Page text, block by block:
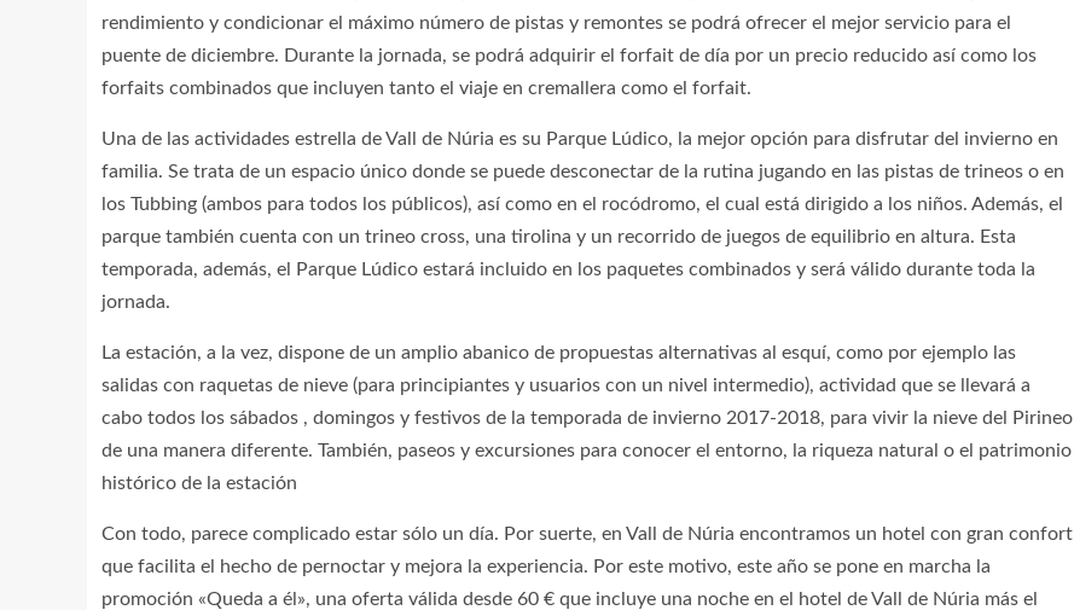
rendimiento y condicionar el máximo número de pistas y remontes se podrá ofrecer el mejor servicio para el
puente de diciembre. Durante la jornada, se podrá adquirir el forfait de día por un precio reducido así como los
forfaits combinados que incluyen tanto el viaje en cremallera como el forfait.
Una de las actividades estrella de Vall de Núria es su Parque Lúdico, la mejor opción para disfrutar del invierno en
familia. Se trata de un espacio único donde se puede desconectar de la rutina jugando en las pistas de trineos o en
los Tubbing (ambos para todos los públicos), así como en el rocódromo, el cual está dirigido a los niños. Además, el
parque también cuenta con un trineo cross, una tirolina y un recorrido de juegos de equilibrio en altura. Esta
temporada, además, el Parque Lúdico estará incluido en los paquetes combinados y será válido durante toda la
jornada.
La estación, a la vez, dispone de un amplio abanico de propuestas alternativas al esquí, como por ejemplo las
salidas con raquetas de nieve (para principiantes y usuarios con un nivel intermedio), actividad que se llevará a
cabo todos los sábados , domingos y festivos de la temporada de invierno 2017-2018, para vivir la nieve del Pirineo
de una manera diferente. También, paseos y excursiones para conocer el entorno, la riqueza natural o el patrimonio
histórico de la estación
Con todo, parece complicado estar sólo un día. Por suerte, en Vall de Núria encontramos un hotel con gran confort
que facilita el hecho de pernoctar y mejora la experiencia. Por este motivo, este año se pone en marcha la
promoción «Queda a él», una oferta válida desde 60 € que incluye una noche en el hotel de Vall de Núria más el